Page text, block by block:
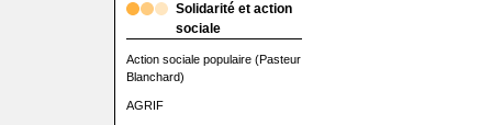
Solidarité et action
sociale
Action sociale populaire (Pasteur
Blanchard)
AGRIF